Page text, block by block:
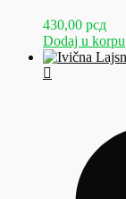
430,00 рсд
Dodaj u korpu